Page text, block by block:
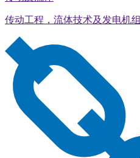
传动工程，流体技术及发电机组